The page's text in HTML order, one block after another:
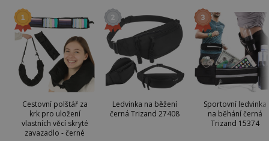
Cestovní polštář za
krk pro uložení
vlastních věcí skryté
zavazadlo - černé
Ledvinka na běžení
černá Trizand 27408
Sportovní ledvinka
na běhání černá
Trizand 15374